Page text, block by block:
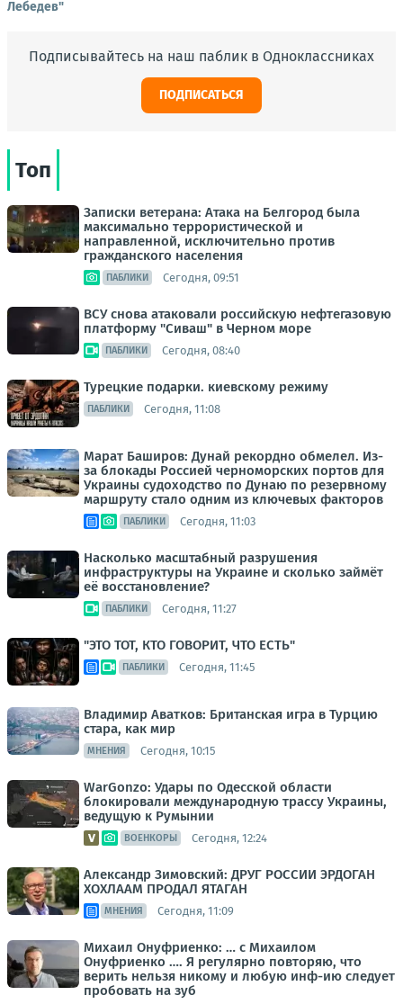
Лебедев"
Подписывайтесь на наш паблик в Одноклассниках
ПОДПИСАТЬСЯ
Топ
Записки ветерана: Атака на Белгород была
максимально террористической и
направленной, исключительно против
гражданского населения
ПАБЛИКИ Сегодня, 09:51
ВСУ снова атаковали российскую нефтегазовую
платформу "Сиваш" в Черном море
ПАБЛИКИ Сегодня, 08:40
Турецкие подарки. киевскому режиму
ПАБЛИКИ Сегодня, 11:08
Марат Баширов: Дунай рекордно обмелел. Из-
за блокады Россией черноморских портов для
Украины судоходство по Дунаю по резервному
маршруту стало одним из ключевых факторов
ПАБЛИКИ Сегодня, 11:03
Насколько масштабный разрушения
инфраструктуры на Украине и сколько займёт
её восстановление?
ПАБЛИКИ Сегодня, 11:27
"ЭТО ТОТ, КТО ГОВОРИТ, ЧТО ЕСТЬ"
ПАБЛИКИ Сегодня, 11:45
Владимир Аватков: Британская игра в Турцию
стара, как мир
МНЕНИЯ Сегодня, 10:15
WarGonzo: Удары по Одесской области
блокировали международную трассу Украины,
ведущую к Румынии
ВОЕНКОРЫ Сегодня, 12:24
Александр Зимовский: ДРУГ РОССИИ ЭРДОГАН
ХОХЛААМ ПРОДАЛ ЯТАГАН
МНЕНИЯ Сегодня, 11:09
Михаил Онуфриенко: … с Михаилом
Онуфриенко …. Я регулярно повторяю, что
верить нельзя никому и любую инф-ию следует
пробовать на зуб